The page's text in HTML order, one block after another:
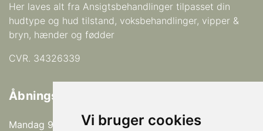
Vi bruger cookies
Her laves alt fra Ansigtsbehandlinger tilpasset din
hudtype og hud tilstand, voksbehandlinger, vipper &
bryn, hænder og fødder
CVR. 34326339
Åbningstider
Mandag 9.00 - 17.00